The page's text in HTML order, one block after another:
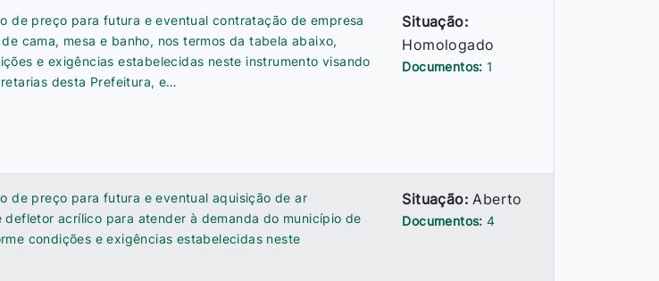
de preço para futura e eventual contratação de empresa
cama, mesa e banho, nos termos da tabela abaixo,
e exigências estabelecidas neste instrumento visando
desta Prefeitura, e…
Situação:
Homologado
Documentos:1
de preço para futura e eventual aquisição de ar
defletor acrílico para atender à demanda do município de
condições e exigências estabelecidas neste
Situação:Aberto
Documentos:4